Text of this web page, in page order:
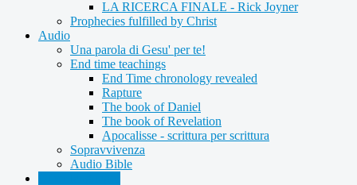
LA RICERCA FINALE - Rick Joyner
Prophecies fulfilled by Christ
Audio
Una parola di Gesu' per te!
End time teachings
End Time chronology revealed
Rapture
The book of Daniel
The book of Revelation
Apocalisse - scrittura per scrittura
Sopravvivenza
Audio Bible